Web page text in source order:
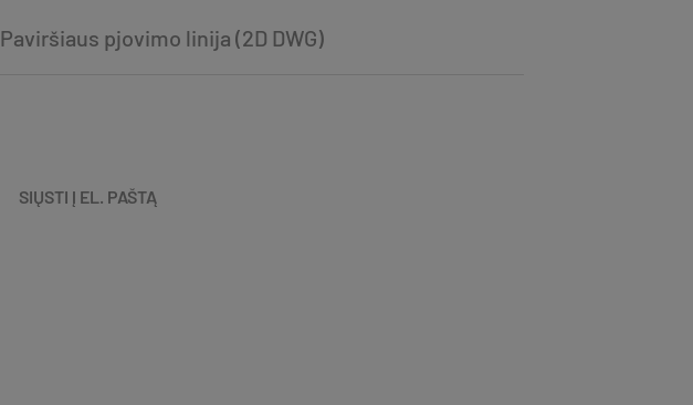
Paviršiaus pjovimo linija (2D DWG)
SIŲSTI Į EL. PAŠTĄ